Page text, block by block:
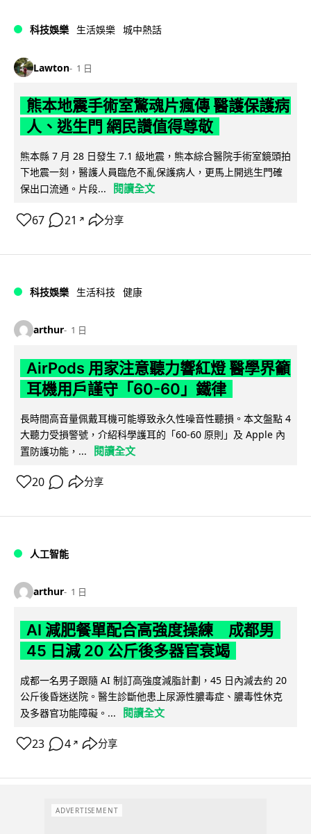
科技娛樂 生活娛樂 城中熱話
Lawton 1 日
熊本地震手術室驚魂片瘋傳 醫護保護病
人、逃生門 網民讚值得尊敬
熊本縣 7 月 28 日發生 7.1 級地震，熊本綜合醫院手術室鏡頭拍
下地震一刻，醫護人員臨危不亂保護病人，更馬上開逃生門確
保出口流通。片段...
閱讀全文
67 21 ↗ 分享
科技娛樂 生活科技 健康
arthur 1 日
AirPods 用家注意聽力響紅燈 醫學界籲
耳機用戶謹守「60-60」鐵律
長時間高音量佩戴耳機可能導致永久性噪音性聽損。本文盤點 4
大聽力受損警號，介紹科學護耳的「60-60 原則」及 Apple 內
置防護功能，...
閱讀全文
20 分享
人工智能
arthur 1 日
AI 減肥餐單配合高強度操練 成都男
45 日減 20 公斤後多器官衰竭
成都一名男子跟隨 AI 制訂高強度減脂計劃，45 日內減去約 20
公斤後昏迷送院。醫生診斷他患上尿源性膿毒症、膿毒性休克
及多器官功能障礙。...
閱讀全文
23 4 ↗ 分享
ADVERTISEMENT